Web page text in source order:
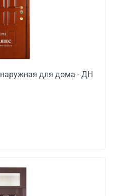
для дома - ДН